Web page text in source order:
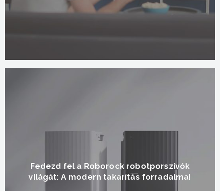
Fedezd fel a Roborock robotporszívók
világát: A modern takarítás forradalma!